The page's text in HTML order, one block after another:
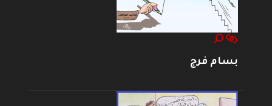
بسام فرج